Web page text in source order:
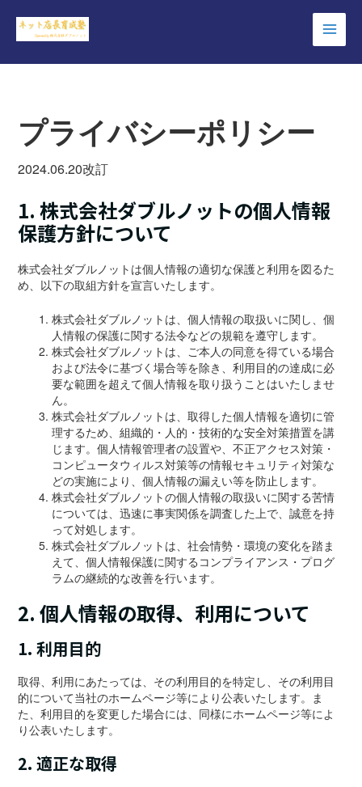
Main
プライバシーポリシー
2024.06.20改訂
1. 株式会社ダブルノットの個人情報
保護方針について
株式会社ダブルノットは個人情報の適切な保護と利用を図るた
め、以下の取組方針を宣言いたします。
株式会社ダブルノットは、個人情報の取扱いに関し、個
人情報の保護に関する法令などの規範を遵守します。
株式会社ダブルノットは、ご本人の同意を得ている場合
および法令に基づく場合等を除き、利用目的の達成に必
要な範囲を超えて個人情報を取り扱うことはいたしませ
ん。
株式会社ダブルノットは、取得した個人情報を適切に管
理するため、組織的・人的・技術的な安全対策措置を講
じます。個人情報管理者の設置や、不正アクセス対策・
コンピュータウィルス対策等の情報セキュリティ対策な
どの実施により、個人情報の漏えい等を防止します。
株式会社ダブルノットの個人情報の取扱いに関する苦情
については、迅速に事実関係を調査した上で、誠意を持
って対処します。
株式会社ダブルノットは、社会情勢・環境の変化を踏ま
えて、個人情報保護に関するコンプライアンス・プログ
ラムの継続的な改善を行います。
2. 個人情報の取得、利用について
1. 利用目的
取得、利用にあたっては、その利用目的を特定し、その利用目
的について当社のホームページ等により公表いたします。ま
た、利用目的を変更した場合には、同様にホームページ等によ
り公表いたします。
2. 適正な取得